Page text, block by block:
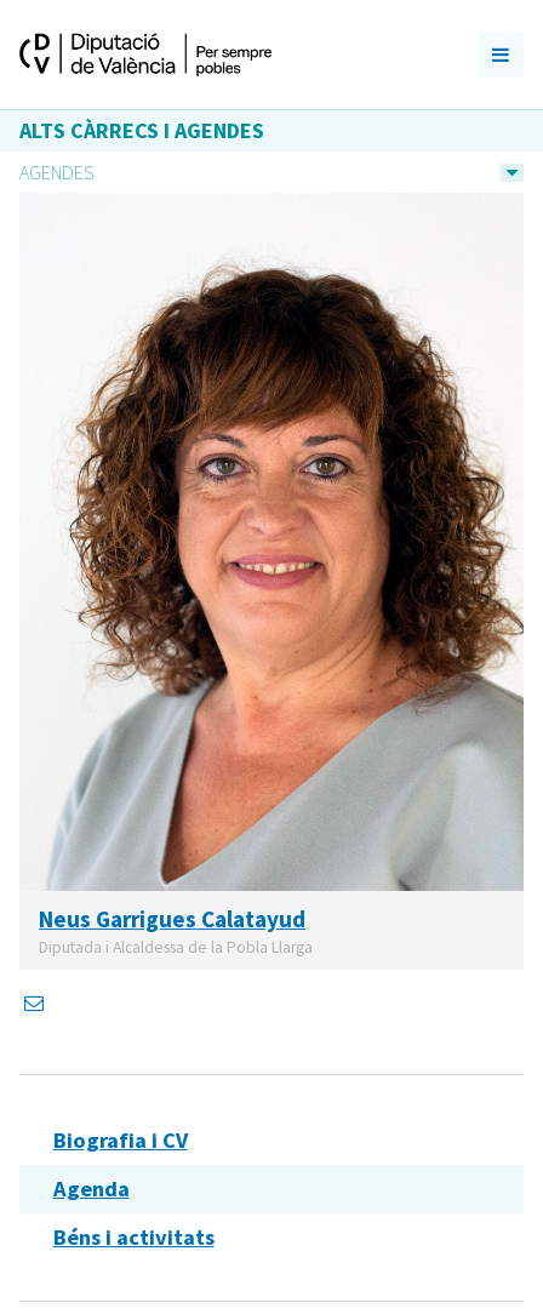
ALTS CÀRRECS I AGENDES
AGENDES
Neus Garrigues Calatayud
Diputada i Alcaldessa de la Pobla Llarga
Biografia i CV
Agenda
Béns i activitats